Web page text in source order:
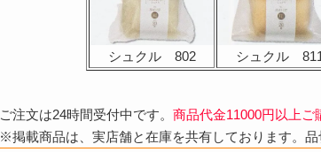
シュクル 802 シュクル
ご注文は24時間受付中です。 商品代金11000円以上ご
※掲載商品は、実店舗と在庫を共有しております。